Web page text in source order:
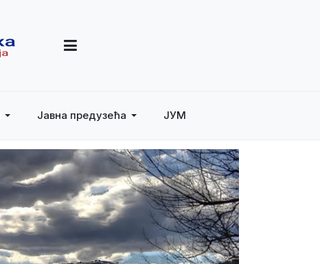
Јавна предузећа ЈУМ